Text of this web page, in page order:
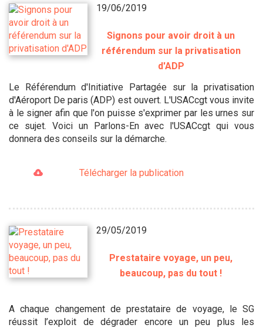
19/06/2019
Signons pour avoir droit à un
référendum sur la privatisation
d'ADP
Le Référendum d'Initiative Partagée sur la privatisation
d'Aéroport De paris (ADP) est ouvert. L'USACcgt vous invite
à le signer afin que l'on puisse s'exprimer par les urnes sur
ce sujet. Voici un Parlons-En avec l'USACcgt qui vous
donnera des conseils sur la démarche.
Télécharger la publication
29/05/2019
Prestataire voyage, un peu,
beaucoup, pas du tout !
A chaque changement de prestataire de voyage, le SG
réussit l’exploit de dégrader encore un peu plus les